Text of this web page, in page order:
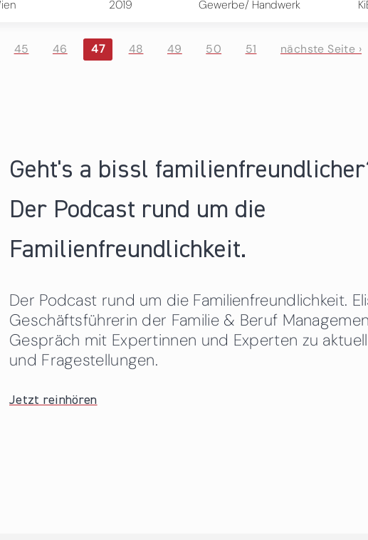
2019 Gewerbe/ Handwerk
45 46 47 48 49 50 51 nächste Seite ›
Geht's a bissl
Der Podcast rund um die
Familienfreundlichkeit.
Der Podcast rund um die Familienfreundlichkeit.
Geschäftsführerin der Familie & Beruf
Gespräch mit Expertinnen und Experten zu
und Fragestellungen.
Jetzt reinhören